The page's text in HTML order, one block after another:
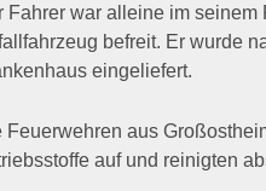
Fahrer war alleine im
befreit. Er wurde
eingeliefert.
Feuerwehren aus
auf und reinigten